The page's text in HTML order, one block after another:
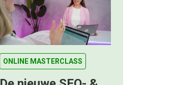
ONLINE MASTERCLASS